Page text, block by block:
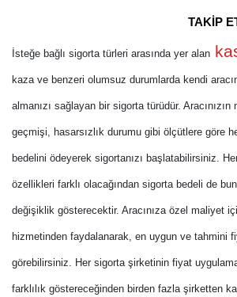
TAKİP
İsteğe bağlı sigorta türleri arasında yer alan
kaza ve benzeri olumsuz durumlarda kendi
almanızı sağlayan bir sigorta türüdür.
geçmişi, hasarsızlık durumu gibi ölçütlere göre
bedelini ödeyerek sigortanızı başlatabilirsiniz.
özellikleri farklı olacağından sigorta bedeli de
değişiklik gösterecektir. Aracınıza özel maliyet
hizmetinden faydalanarak, en uygun ve tahmini
görebilirsiniz. Her sigorta şirketinin fiyat
farklılık göstereceğinden birden fazla şirketten